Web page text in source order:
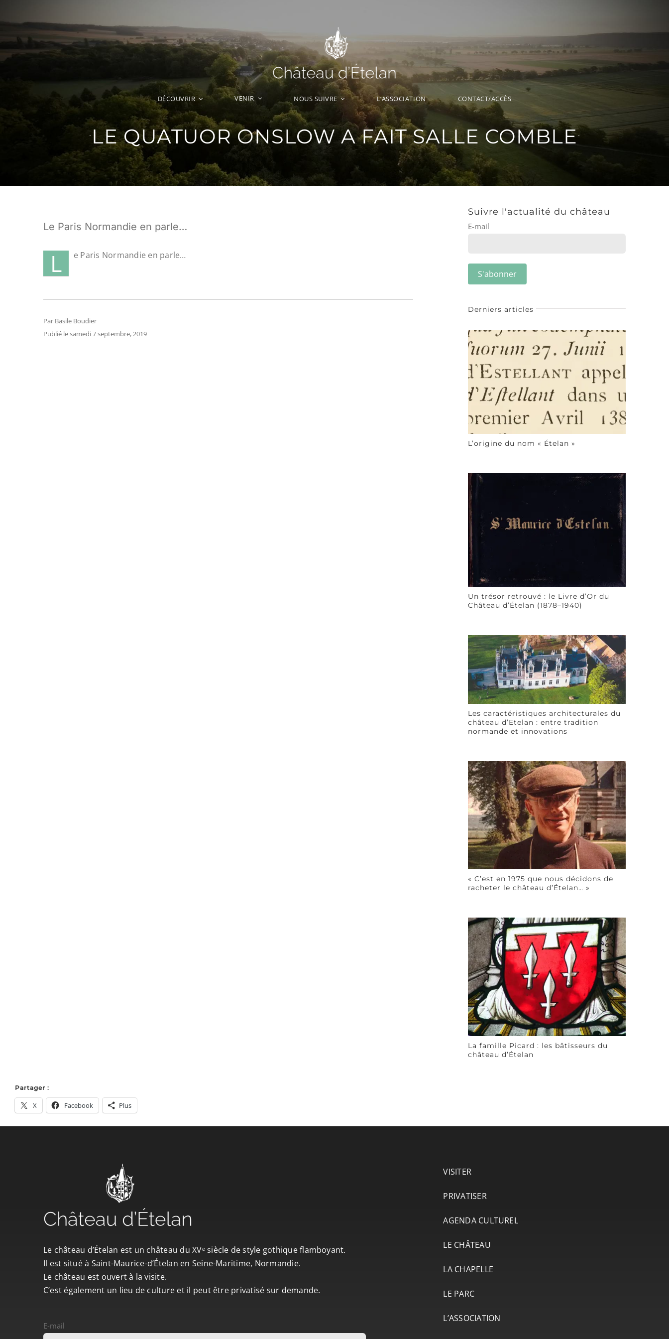
au
contenu
DÉCOUVRIR VENIR NOUS SUIVRE L’ASSOCIATION CONTACT/ACCÈS
LE QUATUOR ONSLOW A FAIT SALLE COMBLE
Le Paris Normandie en parle…
L e Paris Normandie en parle…
Par Basile Boudier
Publié le samedi 7 septembre, 2019
Suivre l'actualité du château
E-mail
Derniers articles
L’origine du nom « Ételan »
Un trésor retrouvé : le Livre d’Or du
Château d’Ételan (1878–1940)
Les caractéristiques architecturales du
château d’Etelan : entre tradition
normande et innovations
« C’est en 1975 que nous décidons de
racheter le château d’Ételan… »
La famille Picard : les bâtisseurs du
château d’Ételan
Partager :
X Facebook Plus
Le château d’Ételan est un château du XVᵉ siècle de style gothique flamboyant.
Il est situé à Saint-Maurice-d’Ételan en Seine-Maritime, Normandie.
Le château est ouvert à la visite.
C’est également un lieu de culture et il peut être privatisé sur demande.
E-mail
VISITER
PRIVATISER
AGENDA CULTUREL
LE CHÂTEAU
LA CHAPELLE
LE PARC
L’ASSOCIATION